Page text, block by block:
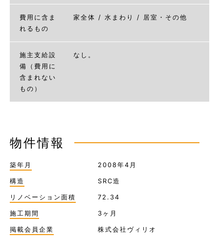
費用に含ま
れるもの
家全体 / 水まわり / 居室・その他
施主支給設
備（費用に
含まれない
もの）
なし。
物件情報
築年月 2008年4月
構造 SRC造
リノベーション面積 72.34
施工期間 3ヶ月
掲載会員企業 株式会社ヴィリオ